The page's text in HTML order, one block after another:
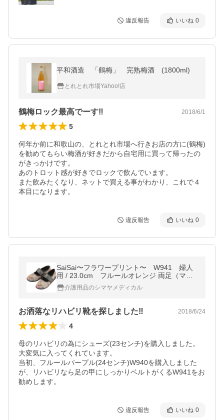
違反報告 いいね 0
平和酒造 「鶴梅」 完熟梅酒 (1800ml)
とれとれ市場Yahoo!店
鶴梅ロック最高でーす‼︎ 2018/6/1
5
何年か前に和歌山の、とれとれ市場へ行きお店の方に(鶴梅)
を勧めてもらい梅酒が好きだから自宅用に買って帰ったの
がきっかけです。
あのトロット感が好きでロックで飲んでいます。
また飲みたくなり、ネットで買える事がわかり、これで４
本目になります。
違反報告 いいね 0
SaiSai〜フラワープリント〜 W941 婦人
用 / 23.0cm フルールオレンジ 両足（マリ
アンヌ製靴）
介護用品のシマヤメディカル
お洒落なリハビリ靴を探しました‼︎ 2018/6/24
4
母のリハビリの為にシューズ(23センチ)を購入しました。
大変気に入ってくれています。
当初、フルールパープル(24センチ)W940を購入しました
が、リハビリなら足の甲にしっかりベルトがくるW941をお
勧めします。
違反報告 いいね 0